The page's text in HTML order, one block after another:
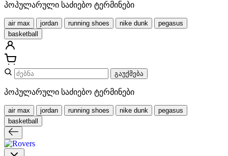
პოპულარული საძიებო ტერმინები
air max jordan running shoes nike dunk
pegasus
basketball
გაუქმება
პოპულარული საძიებო ტერმინები
air max jordan running shoes nike dunk
pegasus
basketball